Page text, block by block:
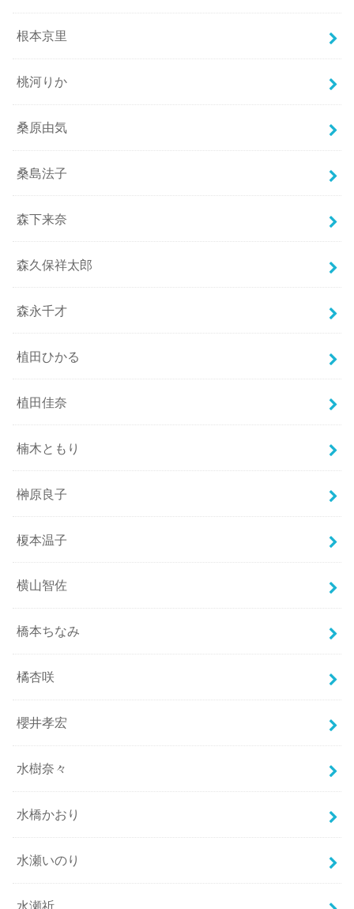
根本京里
桃河りか
桑原由気
桑島法子
森下来奈
森久保祥太郎
森永千才
植田ひかる
植田佳奈
楠木ともり
榊原良子
榎本温子
横山智佐
橋本ちなみ
橘杏咲
櫻井孝宏
水樹奈々
水橋かおり
水瀬いのり
水瀬祈